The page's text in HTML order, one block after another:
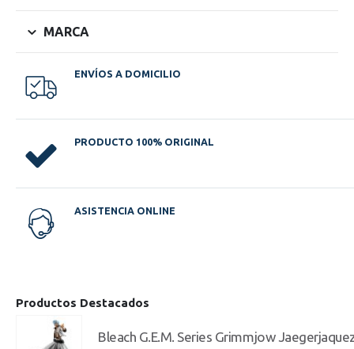
MARCA
ENVÍOS A DOMICILIO
PRODUCTO 100% ORIGINAL
ASISTENCIA ONLINE
Productos Destacados
Bleach G.E.M. Series Grimmjow